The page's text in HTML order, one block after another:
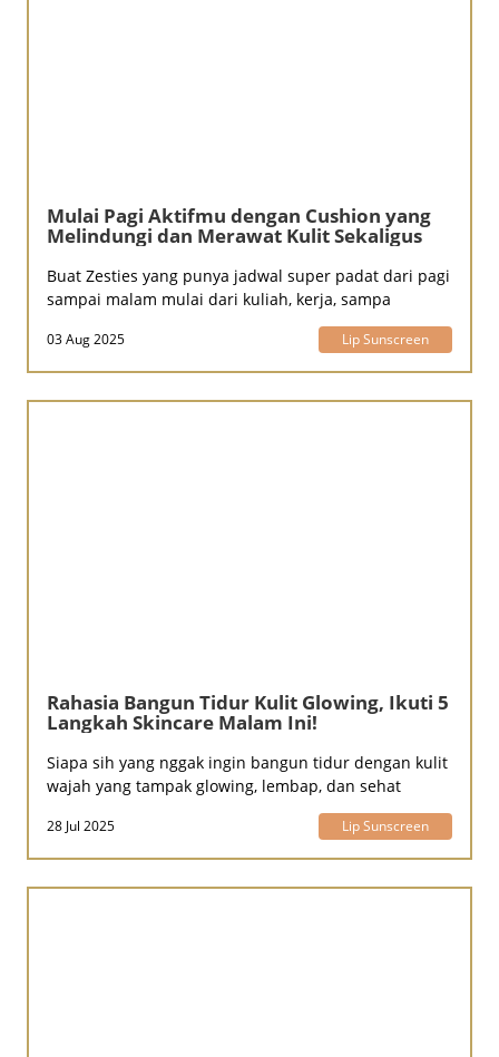
Mulai Pagi Aktifmu dengan Cushion yang
Melindungi dan Merawat Kulit Sekaligus
Buat Zesties yang punya jadwal super padat dari pagi
sampai malam mulai dari kuliah, kerja, sampa
03 Aug 2025 Lip Sunscreen
Rahasia Bangun Tidur Kulit Glowing, Ikuti 5
Langkah Skincare Malam Ini!
Siapa sih yang nggak ingin bangun tidur dengan kulit
wajah yang tampak glowing, lembap, dan sehat
28 Jul 2025 Lip Sunscreen